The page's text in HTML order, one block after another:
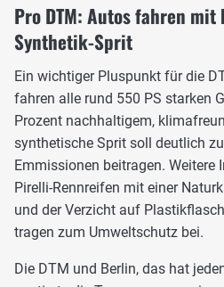
Pro DTM: Autos fahren
Synthetik-Sprit
Ein wichtiger Pluspunkt für die
fahren alle rund 550 PS starken
Prozent nachhaltigem,
synthetische Sprit soll deutlich
Emmissionen beitragen.
Pirelli-Rennreifen mit einer
und der Verzicht auf
tragen zum Umweltschutz bei.
Die DTM und Berlin, das hat